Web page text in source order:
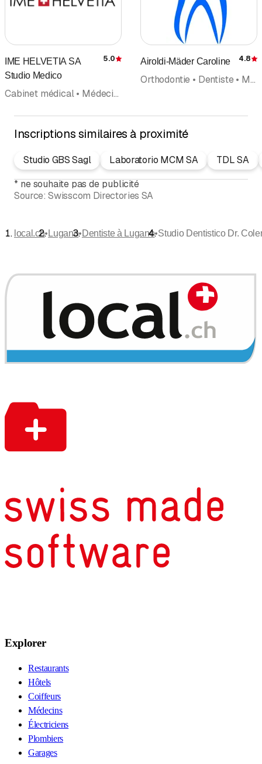
IME HELVETIA SA
Studio Medico
Évaluation
5.0
Cabinet médical • Médecine esthétique • Dentiste • Médecin-dentiste
Airoldi-Mäder Caroline 4.8
Orthodontie • Dentiste • Médecin-dentiste • Hygiéniste dentaire • Clinique dentaire • Blanchiment dentaire
Inscriptions similaires à proximité
Studio GBS Sagl Laboratorio MCM SA
TDL SA
* ne souhaite pas de publicité
Source: Swisscom Directories SA
local.ch• Lugano•Dentiste à Lugano•Studio Dentistico Dr.
Explorer
Restaurants
Hôtels
Coiffeurs
Médecins
Électriciens
Plombiers
Garages